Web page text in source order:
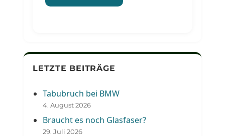
LETZTE BEITRÄGE
Tabubruch bei BMW
4. August 2026
Braucht es noch Glasfaser?
29. Juli 2026